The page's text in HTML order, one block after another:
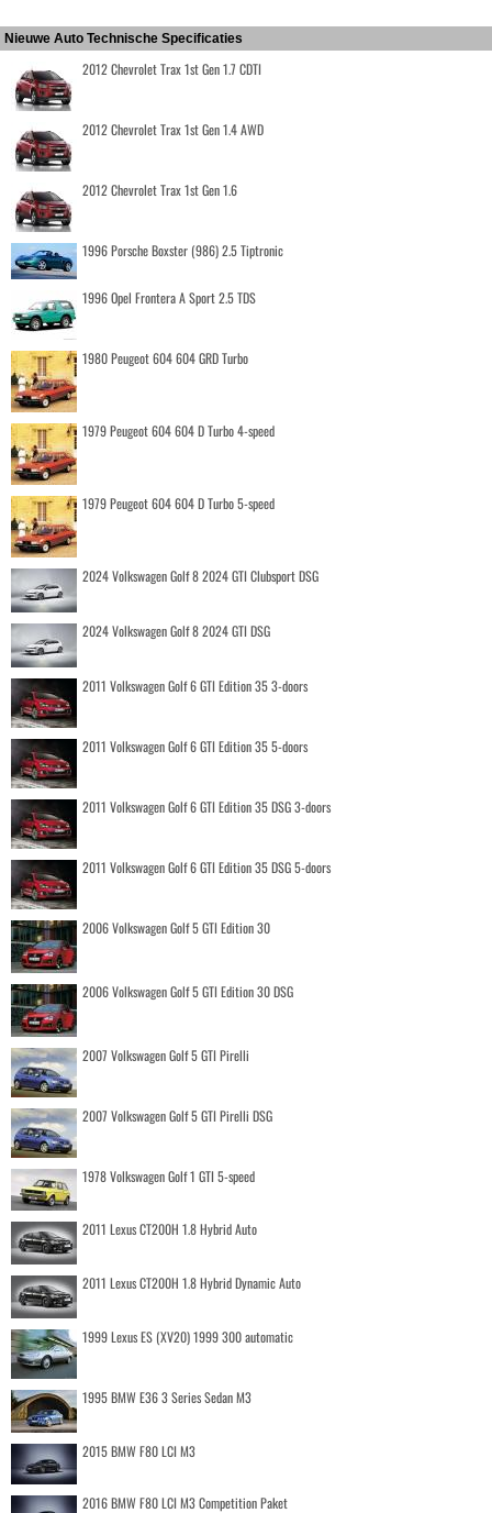
Nieuwe Auto Technische Specificaties
2012 Chevrolet Trax 1st Gen 1.7 CDTI
2012 Chevrolet Trax 1st Gen 1.4 AWD
2012 Chevrolet Trax 1st Gen 1.6
1996 Porsche Boxster (986) 2.5 Tiptronic
1996 Opel Frontera A Sport 2.5 TDS
1980 Peugeot 604 604 GRD Turbo
1979 Peugeot 604 604 D Turbo 4-speed
1979 Peugeot 604 604 D Turbo 5-speed
2024 Volkswagen Golf 8 2024 GTI Clubsport DSG
2024 Volkswagen Golf 8 2024 GTI DSG
2011 Volkswagen Golf 6 GTI Edition 35 3-doors
2011 Volkswagen Golf 6 GTI Edition 35 5-doors
2011 Volkswagen Golf 6 GTI Edition 35 DSG 3-doors
2011 Volkswagen Golf 6 GTI Edition 35 DSG 5-doors
2006 Volkswagen Golf 5 GTI Edition 30
2006 Volkswagen Golf 5 GTI Edition 30 DSG
2007 Volkswagen Golf 5 GTI Pirelli
2007 Volkswagen Golf 5 GTI Pirelli DSG
1978 Volkswagen Golf 1 GTI 5-speed
2011 Lexus CT200H 1.8 Hybrid Auto
2011 Lexus CT200H 1.8 Hybrid Dynamic Auto
1999 Lexus ES (XV20) 1999 300 automatic
1995 BMW E36 3 Series Sedan M3
2015 BMW F80 LCI M3
2016 BMW F80 LCI M3 Competition Paket